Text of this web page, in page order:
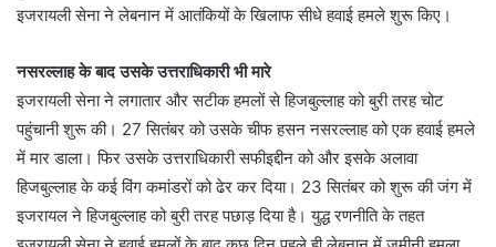
इजरायली सेना ने लेबनान में आतंकियों के खिलाफ सीधे हवाई हमले शुरू किए।
नसरल्लाह के बाद उसके उत्तराधिकारी भी मारे
इजरायली सेना ने लगातार और सटीक हमलों से हिजबुल्लाह को बुरी तरह चोट
पहुंचानी शुरू की। 27 सितंबर को उसके चीफ हसन नसरल्लाह को एक हवाई हमले
में मार डाला। फिर उसके उत्तराधिकारी सफीइद्दीन को और इसके अलावा
हिजबुल्लाह के कई विंग कमांडरों को ढेर कर दिया। 23 सितंबर को शुरू की जंग में
इजरायल ने हिजबुल्लाह को बुरी तरह पछाड़ दिया है। युद्ध रणनीति के तहत